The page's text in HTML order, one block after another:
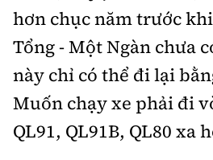
0901 514 7990915 057 282
Email:bandoc@baoxaydung.vn
Cấm sao chép dưới mọi hình
chấp thuận bằng văn bản.
hơn chục năm trước
Tổng - Một Ngàn chưa
này chỉ có thể đi lại
Muốn chạy xe phải đi
QL91, QL91B, QL80 xa